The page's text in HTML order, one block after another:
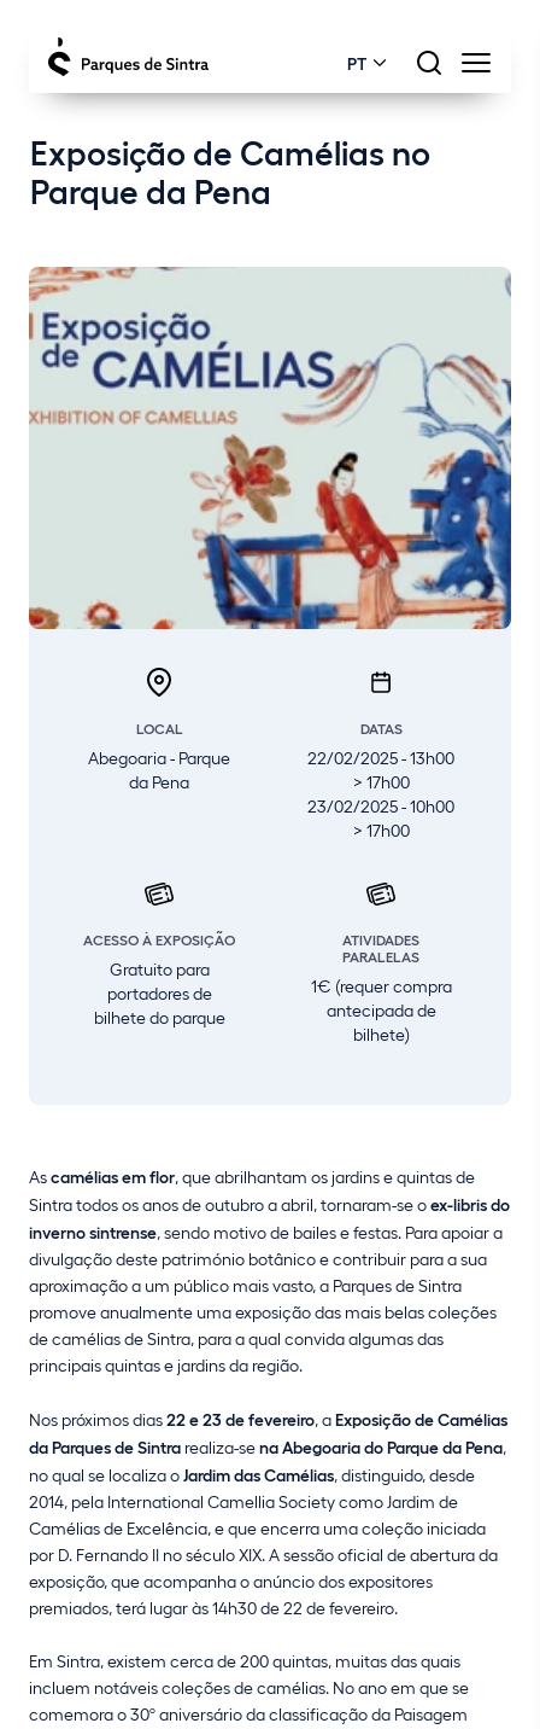
PT
Exposição de Camélias no
Parque da Pena
LOCAL
Abegoaria - Parque
da Pena
DATAS
22/02/2025 - 13h00
> 17h00
23/02/2025 - 10h00
> 17h00
ACESSO À EXPOSIÇÃO
Gratuito para
portadores de
bilhete do parque
ATIVIDADES
PARALELAS
1€ (requer compra
antecipada de
bilhete)
Ascamélias em flor, que abrilhantam os jardins e quintas de
Sintra todos os anos de outubro a abril, tornaram-se oex-libris do
inverno sintrense, sendo motivo de bailes e festas. Para apoiar a
divulgação deste património botânico e contribuir para a sua
aproximação a um público mais vasto, a Parques de Sintra
promove anualmente uma exposição das mais belas coleções
de camélias de Sintra, para a qual convida algumas das
principais quintas e jardins da região.
Nos próximos dias22 e 23 de fevereiro, aExposição de Camélias
da Parques de Sintra realiza-sena Abegoaria do Parque da Pena,
no qual se localiza o Jardim das Camélias, distinguido, desde
2014, pela International Camellia Society como Jardim de
Camélias de Excelência, e que encerra uma coleção iniciada
por D. Fernando II no século XIX. A sessão oficial de abertura da
exposição, que acompanha o anúncio dos expositores
premiados, terá lugar às 14h30 de 22 de fevereiro.
Em Sintra, existem cerca de 200 quintas, muitas das quais
incluem notáveis coleções de camélias. No ano em que se
comemora o 30º aniversário da classificação da Paisagem